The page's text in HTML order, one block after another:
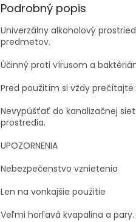
Podrobný popis
Univerzálny alkoholový
predmetov.
Účinný proti vírusom a
Pred použitím si vždy
Nevypúšťať do kanalizačnej
prostredia.
UPOZORNENIA
Nebezpečenstvo vznietenia
Len na vonkajšie použitie
Veľmi horľavá kvapalina a